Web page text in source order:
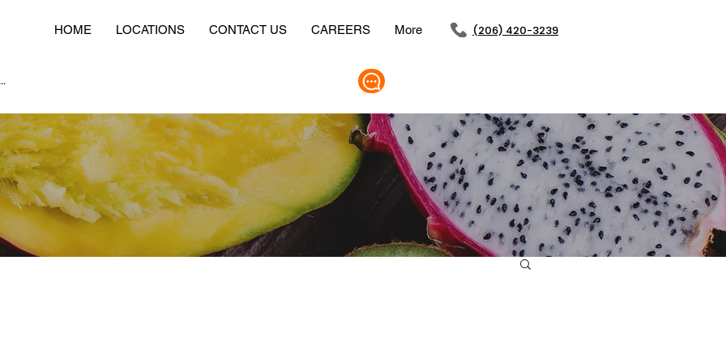
HOME LOCATIONS CONTACT US CAREERS More (206) 420-3239